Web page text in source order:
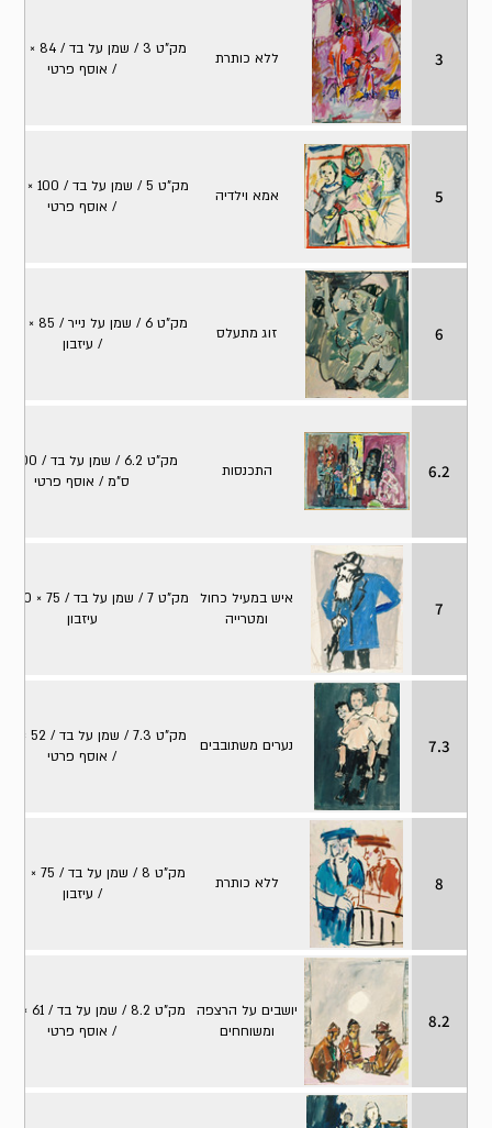
3 ללא כותרת
/ אוסף פרטי
5 אמא וילדיה
/ אוסף פרטי
6 זוג מתעלס
/ עיזבון
6.2 התכנסות
ס"מ / אוסף פרטי
7
איש במעיל כחול
ומטרייה
עיזבון
7.3 נערים משתובבים
/ אוסף פרטי
8 ללא כותרת
/ עיזבון
8.2
יושבים על הרצפה
ומשוחחים
/ אוסף פרטי